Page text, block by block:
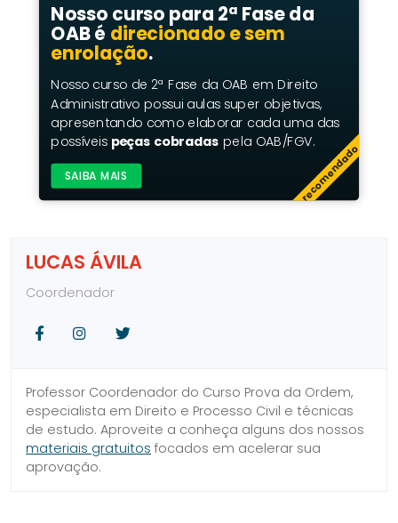
Nosso curso para 2ª Fase da
OAB é direcionado e sem
enrolação.
Nosso curso de 2ª Fase da OAB em Direito
Administrativo possui aulas super objetivas,
apresentando como elaborar cada uma das
possíveis peças cobradas pela OAB/FGV.
SAIBA MAIS recomendado
LUCAS ÁVILA
Coordenador
FacebookInstagram
Twitter
Professor Coordenador do Curso Prova da Ordem,
especialista em Direito e Processo Civil e técnicas
de estudo. Aproveite a conheça alguns dos nossos
materiais gratuitos focados em acelerar sua
aprovação.